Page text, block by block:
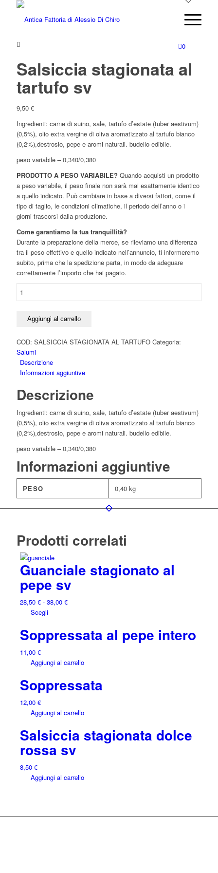
0
Salsiccia stagionata al
tartufo sv
9,50 €
Ingredienti: carne di suino, sale, tartufo d’estate (tuber aestivum)
(0,5%), olio extra vergine di oliva aromatizzato al tartufo bianco
(0,2%),destrosio, pepe e aromi naturali. budello edibile.
peso variabile – 0,340/0,380
PRODOTTO A PESO VARIABILE? Quando acquisti un prodotto
a peso variabile, il peso finale non sarà mai esattamente identico
a quello indicato. Può cambiare in base a diversi fattori, come il
tipo di taglio, le condizioni climatiche, il periodo dell’anno o i
giorni trascorsi dalla produzione.
Come garantiamo la tua tranquillità?
Durante la preparazione della merce, se rileviamo una differenza
tra il peso effettivo e quello indicato nell’annuncio, ti informeremo
subito, prima che la spedizione parta, in modo da adeguare
correttamente l’importo che hai pagato.
tartufo
quantità
Aggiungi al carrello
COD: SALSICCIA STAGIONATA AL TARTUFO Categoria:
Salumi
Descrizione
Informazioni aggiuntive
Descrizione
Ingredienti: carne di suino, sale, tartufo d’estate (tuber aestivum)
(0,5%), olio extra vergine di oliva aromatizzato al tartufo bianco
(0,2%),destrosio, pepe e aromi naturali. budello edibile.
peso variabile – 0,340/0,380
Informazioni aggiuntive
PESO 0,40 kg
Prodotti correlati
Guanciale stagionato al
pepe sv
28,50 € - 38,00 €Fascia
da
28,50 €
38,00 €
Scegli
ha
più
Le
possono
nella
del
Soppressata al pepe intero
11,00 €
Aggiungi al carrello
Soppressata
12,00 €
Aggiungi al carrello
Salsiccia stagionata dolce
rossa sv
8,50 €
Aggiungi al carrello